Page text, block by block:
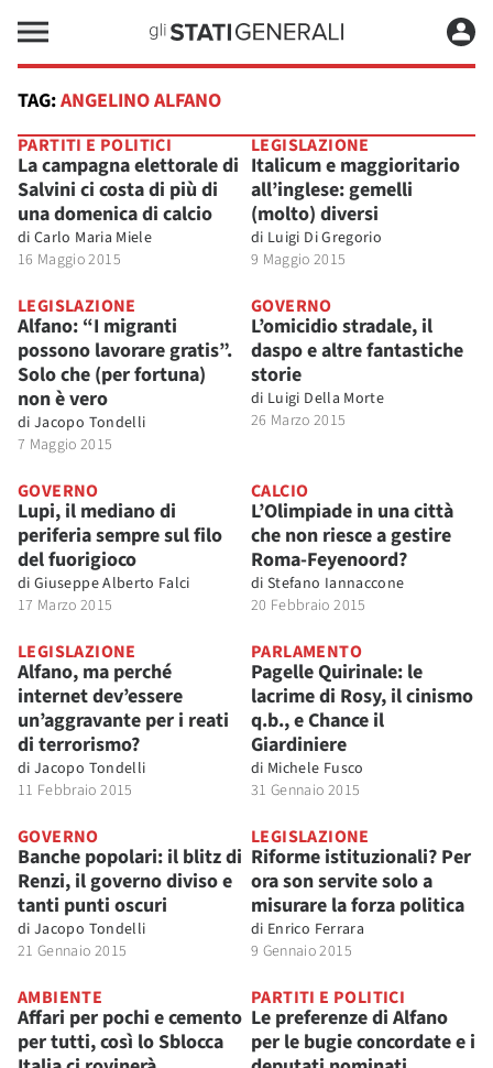
TAG:ANGELINO ALFANO
PARTITI E POLITICI
La campagna elettorale di
Salvini ci costa di più di
una domenica di calcio
di Carlo Maria Miele
16 Maggio 2015
LEGISLAZIONE
Italicum e maggioritario
all’inglese: gemelli
(molto) diversi
di Luigi Di Gregorio
9 Maggio 2015
LEGISLAZIONE
Alfano: “I migranti
possono lavorare gratis”.
Solo che (per fortuna)
non è vero
di Jacopo Tondelli
7 Maggio 2015
GOVERNO
L’omicidio stradale, il
daspo e altre fantastiche
storie
di Luigi Della Morte
26 Marzo 2015
GOVERNO
Lupi, il mediano di
periferia sempre sul filo
del fuorigioco
di Giuseppe Alberto Falci
17 Marzo 2015
CALCIO
L’Olimpiade in una città
che non riesce a gestire
Roma-Feyenoord?
di Stefano Iannaccone
20 Febbraio 2015
LEGISLAZIONE
Alfano, ma perché
internet dev’essere
un’aggravante per i reati
di terrorismo?
di Jacopo Tondelli
11 Febbraio 2015
PARLAMENTO
Pagelle Quirinale: le
lacrime di Rosy, il cinismo
q.b., e Chance il
Giardiniere
di Michele Fusco
31 Gennaio 2015
GOVERNO
Banche popolari: il blitz di
Renzi, il governo diviso e
tanti punti oscuri
di Jacopo Tondelli
21 Gennaio 2015
LEGISLAZIONE
Riforme istituzionali? Per
ora son servite solo a
misurare la forza politica
di Enrico Ferrara
9 Gennaio 2015
AMBIENTE
Affari per pochi e cemento
per tutti, così lo Sblocca
PARTITI E POLITICI
Le preferenze di Alfano
per le bugie concordate e i